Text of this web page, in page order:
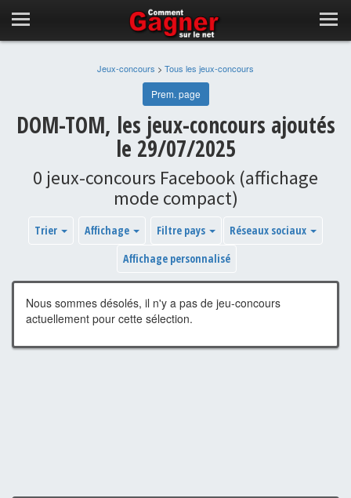
Jeux-concours > Tous les jeux-concours
Prem. page
DOM-TOM, les jeux-concours ajoutés
le 29/07/2025
0 jeux-concours Facebook (affichage
mode compact)
Trier Affichage Filtre pays
Réseaux sociaux
Affichage personnalisé
Nous sommes désolés, il n'y a pas de jeu-concours
actuellement pour cette sélection.